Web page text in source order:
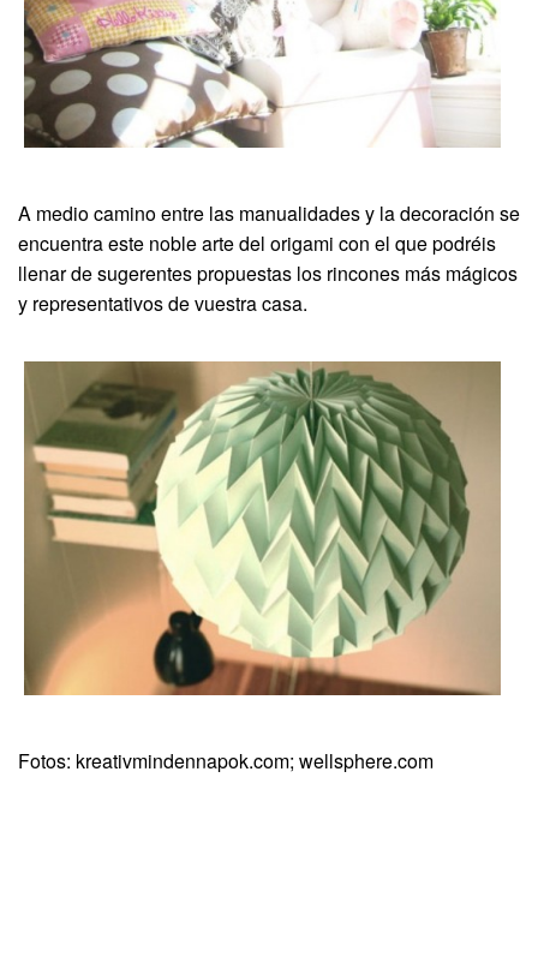
A medio camino entre las manualidades y la decoración se
encuentra este noble arte del origami con el que podréis
llenar de sugerentes propuestas los rincones más mágicos
y representativos de vuestra casa.
Fotos: kreativmindennapok.com; wellsphere.com